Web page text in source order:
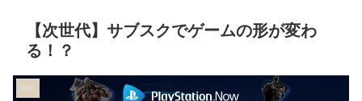
【次世代】サブスクでゲームの形が変わ
る！？
WiFi